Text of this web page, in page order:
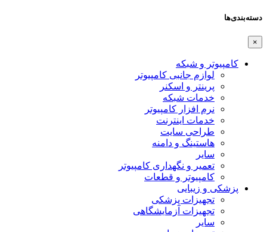
دسته‌بندی‌ها
×
کامپیوتر و شبکه
لوازم جانبی کامپیوتر
پرینتر و اسکنر
خدمات شبکه
نرم افزار کامپیوتر
خدمات اینترنت
طراحی سایت
هاستینگ و دامنه
سایر
تعمیر و نگهداری کامپیوتر
کامپیوتر و قطعات
پزشکی و زیبایی
تجهیزات پزشکی
تجهیزات آزمایشگاهی
سایر